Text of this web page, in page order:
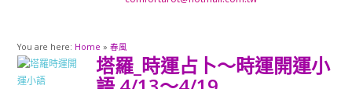
You are here: Home » 春風
塔羅_時運占卜～時運開運小